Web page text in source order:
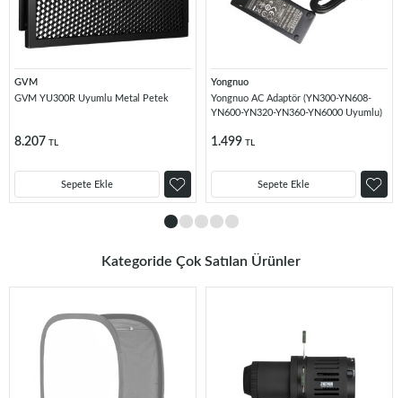
GVM
GVM YU300R Uyumlu Metal Petek
8.207 TL
Sepete Ekle
Yongnuo
Yongnuo AC Adaptör (YN300-YN608-
YN600-YN320-YN360-YN6000 Uyumlu)
1.499 TL
Sepete Ekle
Kategoride Çok Satılan Ürünler